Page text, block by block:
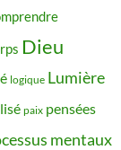
Dieu
logique Lumière
paix pensées
mentaux